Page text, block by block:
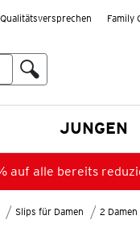
Qualitätsversprechen Family
JUNGEN
auf alle bereits
Slips für Damen 2 Damen